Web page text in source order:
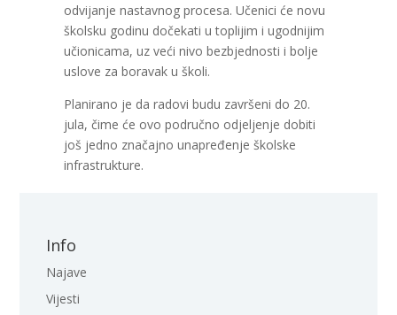
odvijanje nastavnog procesa. Učenici će novu
školsku godinu dočekati u toplijim i ugodnijim
učionicama, uz veći nivo bezbjednosti i bolje
uslove za boravak u školi.
Planirano je da radovi budu završeni do 20.
jula, čime će ovo područno odjeljenje dobiti
još jedno značajno unapređenje školske
infrastrukture.
Info
Najave
Vijesti